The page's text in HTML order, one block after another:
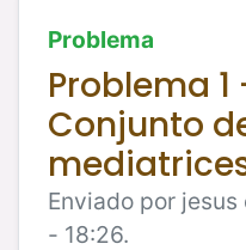
Problema
Problema 1
Conjunto
Enviado por
- 18:26.